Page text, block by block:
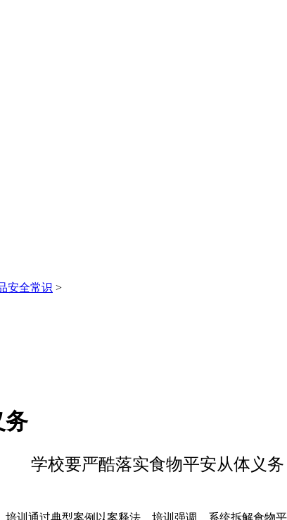
安全常识 >
务
学校要严酷落实食物平安从体义务
通过典型案例以案释法，培训强调，系统拆解食物